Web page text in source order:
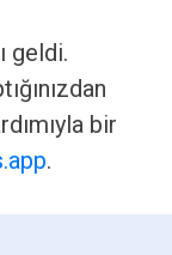
geldi.
bir
.